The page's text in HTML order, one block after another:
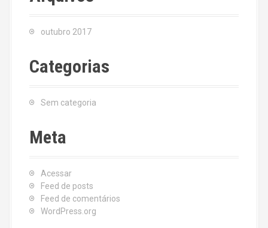
outubro 2017
Categorias
Sem categoria
Meta
Acessar
Feed de posts
Feed de comentários
WordPress.org